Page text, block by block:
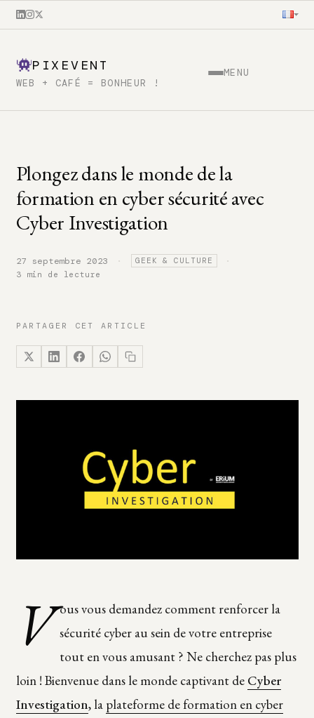
PIXEVENT
WEB + CAFÉ = BONHEUR !
MENU
Plongez dans le monde de la
formation en cyber sécurité avec
Cyber Investigation
27 septembre 2023 · GEEK & CULTURE ·
3 min de lecture
PARTAGER CET ARTICLE
V ous vous demandez comment renforcer la
sécurité cyber au sein de votre entreprise
tout en vous amusant ? Ne cherchez pas plus
loin ! Bienvenue dans le monde captivant de Cyber
Investigation, la plateforme de formation en cyber